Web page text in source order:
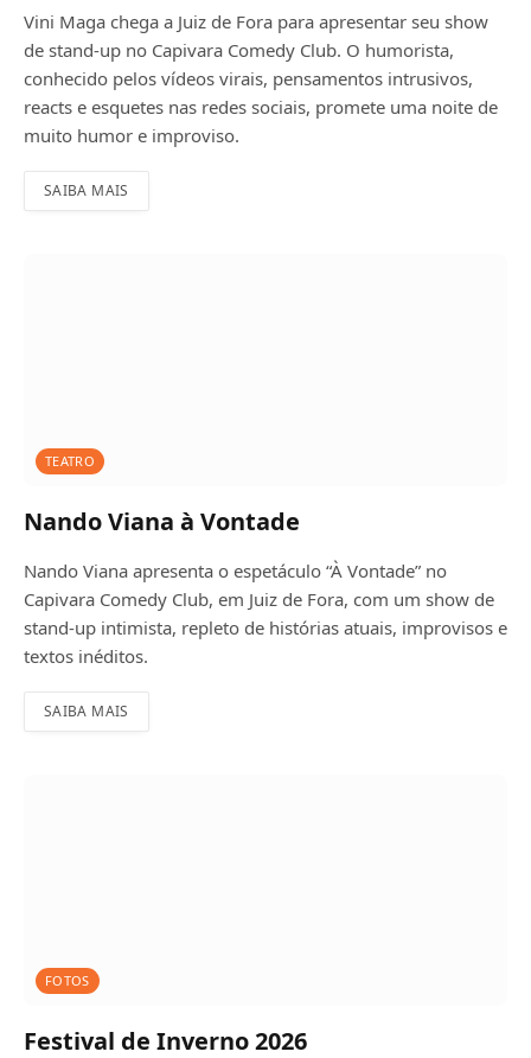
Vini Maga chega a Juiz de Fora para apresentar seu show
de stand-up no Capivara Comedy Club. O humorista,
conhecido pelos vídeos virais, pensamentos intrusivos,
reacts e esquetes nas redes sociais, promete uma noite de
muito humor e improviso.
SAIBA MAIS
TEATRO
Nando Viana à Vontade
Nando Viana apresenta o espetáculo “À Vontade” no
Capivara Comedy Club, em Juiz de Fora, com um show de
stand-up intimista, repleto de histórias atuais, improvisos e
textos inéditos.
SAIBA MAIS
FOTOS
Festival de Inverno 2026